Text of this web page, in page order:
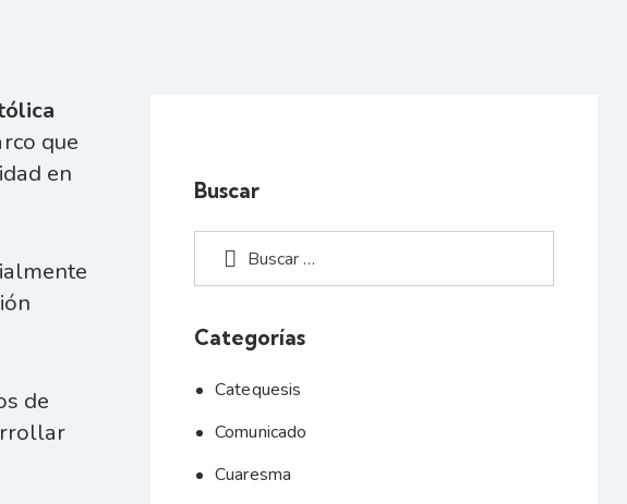
que
en
de
Buscar
Categorías
Catequesis
Comunicado
Cuaresma